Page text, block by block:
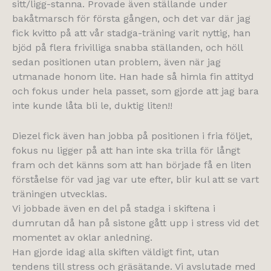
sitt/ligg-stanna. Provade även ställande under
bakåtmarsch för första gången, och det var där jag
fick kvitto på att vår stadga-träning varit nyttig, han
bjöd på flera frivilliga snabba ställanden, och höll
sedan positionen utan problem, även när jag
utmanade honom lite. Han hade så himla fin attityd
och fokus under hela passet, som gjorde att jag bara
inte kunde låta bli le, duktig liten!!
Diezel fick även han jobba på positionen i fria följet,
fokus nu ligger på att han inte ska trilla för långt
fram och det känns som att han började få en liten
förståelse för vad jag var ute efter, blir kul att se vart
träningen utvecklas.
Vi jobbade även en del på stadga i skiftena i
dumrutan då han på sistone gått upp i stress vid det
momentet av oklar anledning.
Han gjorde idag alla skiften väldigt fint, utan
tendens till stress och gräsätande. Vi avslutade med